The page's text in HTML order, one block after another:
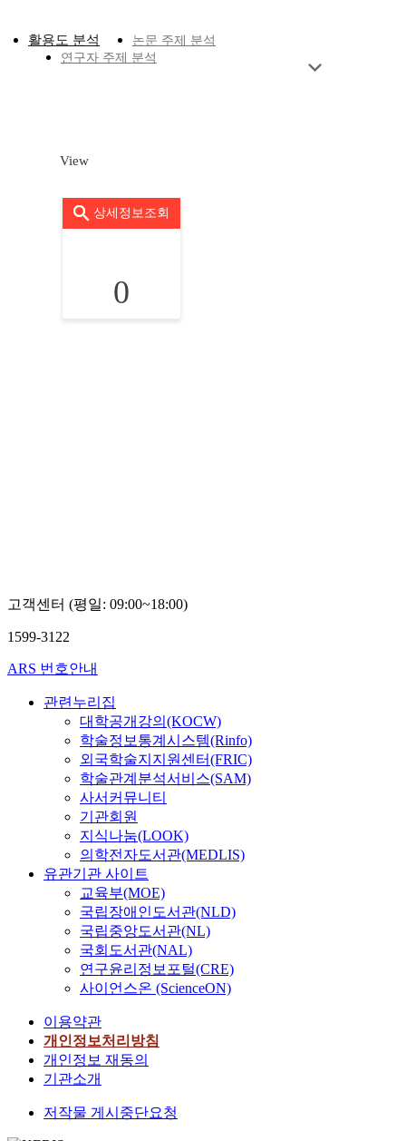
활용도 분석
논문 주제 분석
연구자 주제 분석
View
상세정보조회
0
고객센터 (평일: 09:00~18:00)
1599-3122
ARS 번호안내
관련누리집
대학공개강의(KOCW)
학술정보통계시스템(Rinfo)
외국학술지지원센터(FRIC)
학술관계분석서비스(SAM)
사서커뮤니티
기관회원
지식나눔(LOOK)
의학전자도서관(MEDLIS)
유관기관 사이트
교육부(MOE)
국립장애인도서관(NLD)
국립중앙도서관(NL)
국회도서관(NAL)
연구윤리정보포털(CRE)
사이언스온 (ScienceON)
이용약관
개인정보처리방침
개인정보 재동의
기관소개
저작물 게시중단요청